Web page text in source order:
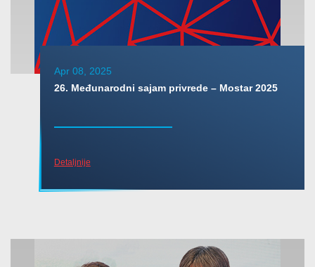
Apr 08, 2025
26. Međunarodni sajam privrede – Mostar 2025
Detaljnije